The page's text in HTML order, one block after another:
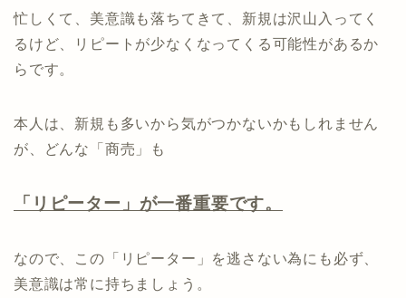
忙しくて、美意識も落ちてきて、新規は沢山入ってく
るけど、リピートが少なくなってくる可能性があるか
らです。
本人は、新規も多いから気がつかないかもしれません
が、どんな「商売」も
「リピーター」が一番重要です。
なので、この「リピーター」を逃さない為にも必ず、
美意識は常に持ちましょう。